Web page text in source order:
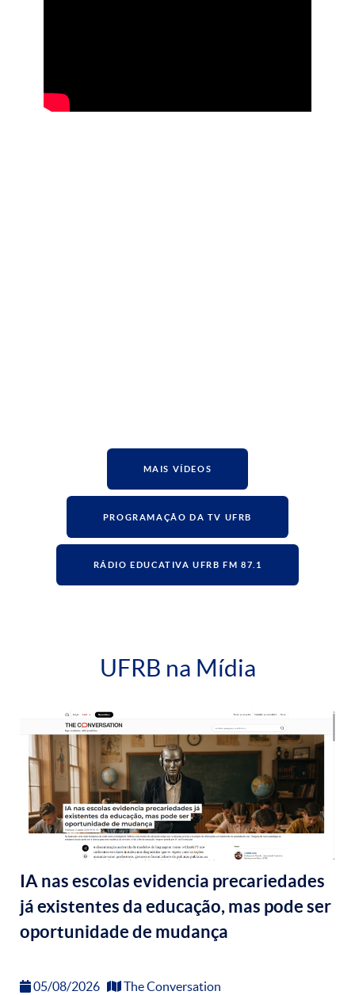
MAIS VÍDEOS
PROGRAMAÇÃO DA TV UFRB
RÁDIO EDUCATIVA UFRB FM 87.1
UFRB na Mídia
IA nas escolas evidencia precariedades
já existentes da educação, mas pode ser
oportunidade de mudança
05/08/2026 The Conversation